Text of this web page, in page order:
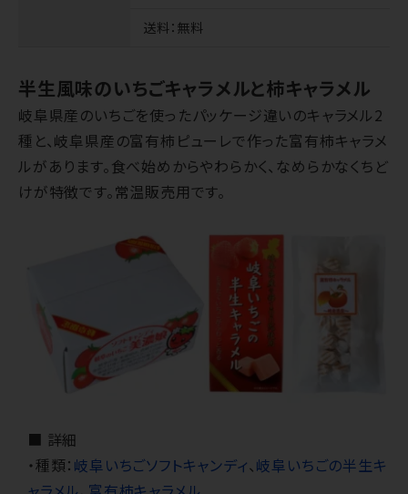
送料：無料
半生風味のいちごキャラメルと柿キャラメル
岐阜県産のいちごを使ったパッケージ違いのキャラメル2
種と、岐阜県産の富有柿ピューレで作った富有柿キャラメ
ルがあります。食べ始めからやわらかく、なめらかなくちど
けが特徴です。常温販売用です。
■ 詳細
・種類： 岐阜いちごソフトキャンディ、 岐阜いちごの半生キ